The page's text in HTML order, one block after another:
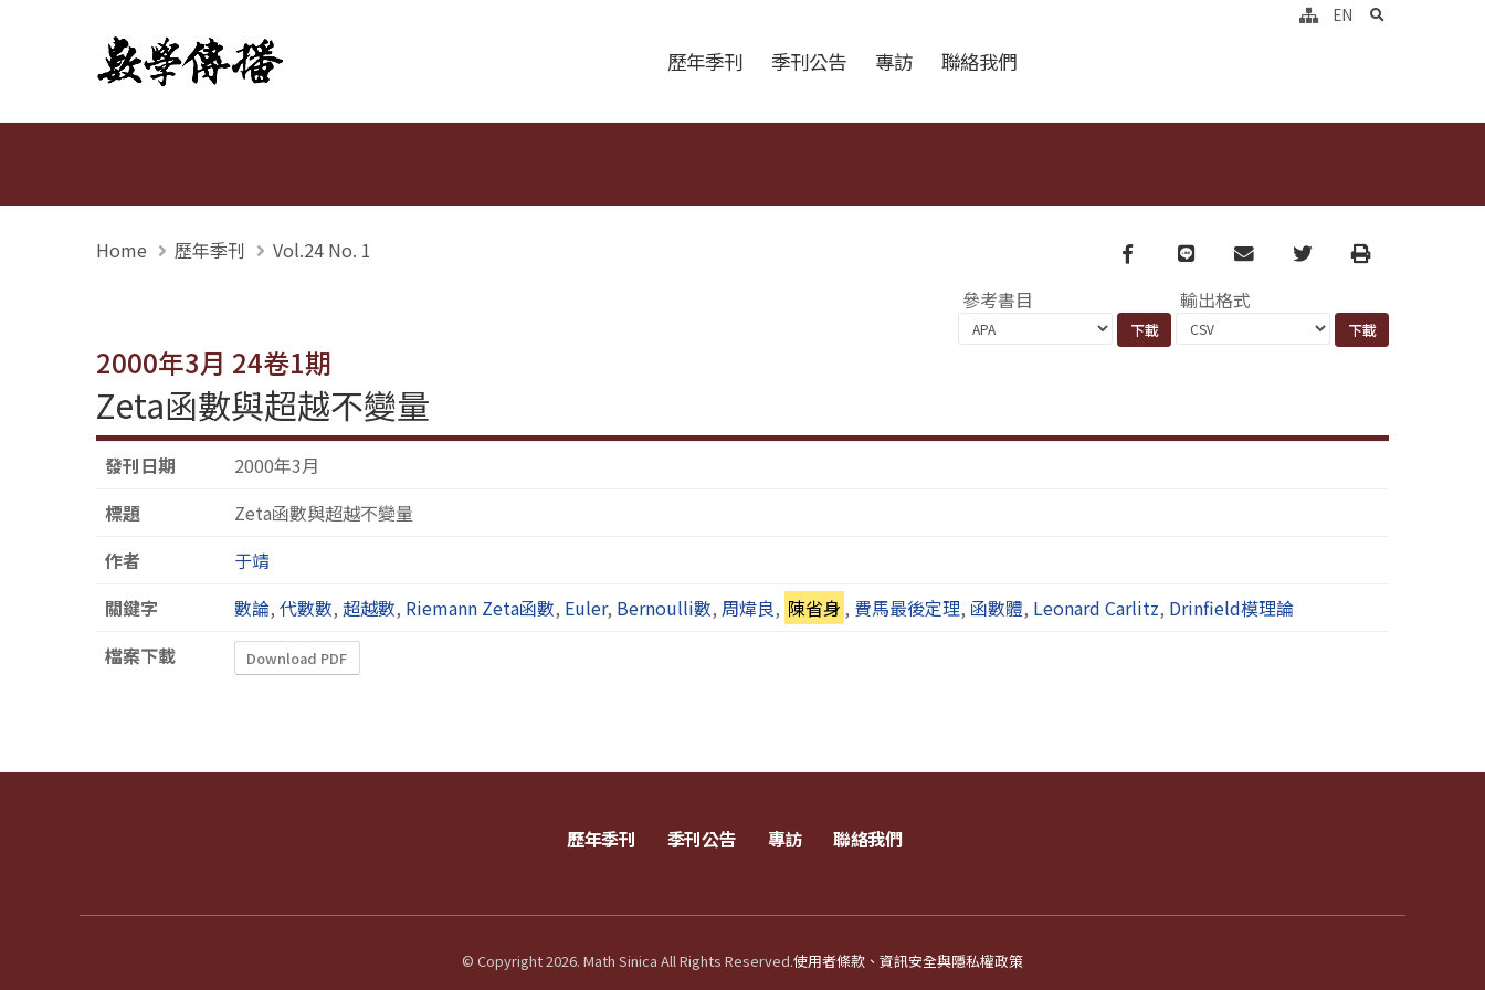
數學傳播 歷年季刊 季刊公告 專訪 聯絡我們
EN search
Home 歷年季刊 Vol.24 No. 1 Facebook
line email TwitterPrint
參考書目 輸出格式
2000年3月 24卷1期
Zeta函數與超越不變量
發刊日期
2000年3月
標題
Zeta函數與超越不變量
作者
于靖
關鍵字
數論, 代數數, 超越數, Riemann Zeta函數, Euler, Bernoulli數, 周煒良, 陳省身 , 費馬最後定理, 函數體, Leonard Carlitz, Drinfield模理論
檔案下載
Download PDF
歷年季刊 季刊公告 專訪 聯絡我們
© Copyright 2026. Math Sinica All Rights Reserved.使用者條款、資訊安全與隱私權政策